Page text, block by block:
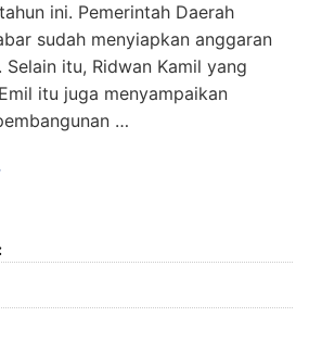
ini. Pemerintah Daerah
sudah menyiapkan anggaran
Selain itu, Ridwan Kamil yang
itu juga menyampaikan
…